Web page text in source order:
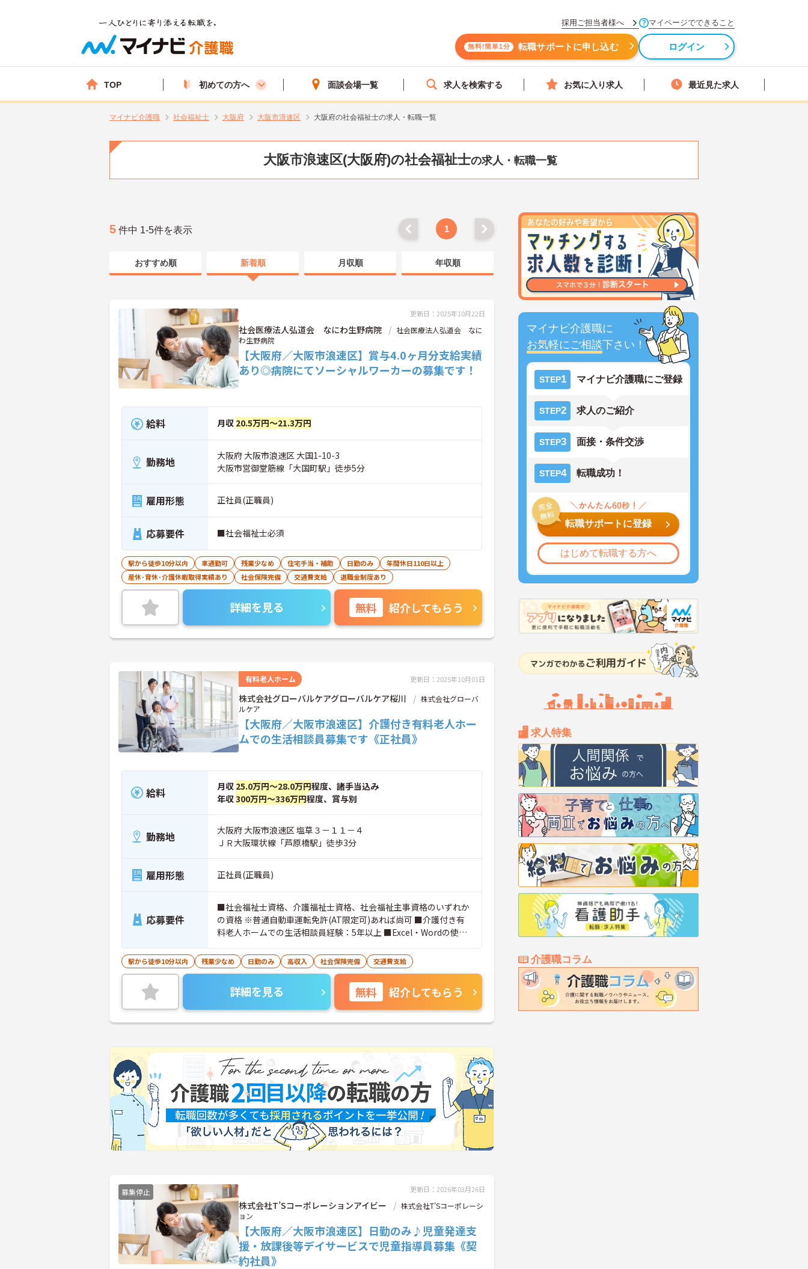
採用ご担当者様へ マイページでできること
無料!簡単1分 転職サポートに申し込む ログイン
TOP 初めての方へ 面談会場一覧 求人を検索する お気に入り求人 最近見た求人
マイナビ介護職 社会福祉士 大阪府 大阪市浪速区 大阪府の社会福祉士の求人・転職一覧
大阪市浪速区(大阪府)の社会福祉士の求人・転職一覧
マイナビ介護職に
お気軽にご相談下さい！
STEP1 マイナビ介護職にご登録
STEP2 求人のご紹介
STEP3 面接・条件交渉
STEP4 転職成功！
転職サポートに登録
はじめて転職する方へ
求人特集
介護職コラム
5 件中 1-5件を表示 1
おすすめ順 新着順 月収順 年収順
更新日：2025年10月22日
社会医療法人弘道会 なにわ生野病院
社会医療法人弘道会 なに
わ生野病院
【大阪府／大阪市浪速区】賞与4.0ヶ月分支給実績
あり◎病院にてソーシャルワーカーの募集です！
給料 月収 20.5万円～21.3万円
勤務地
大阪府 大阪市浪速区 大国1-10-3
大阪市営御堂筋線「大国町駅」徒歩5分
雇用形態 正社員(正職員)
応募要件 ■社会福祉士必須
駅から徒歩10分以内 車通勤可 残業少なめ 住宅手当・補助 日勤のみ
年間休日110日以上
産休･育休･介護休暇取得実績あり
社会保険完備 交通費支給 退職金制度あり
詳細を見る 無料 紹介してもらう
有料老人ホーム 更新日：2025年10月01日
株式会社グローバルケアグローバルケア桜川
株式会社グローバ
ルケア
【大阪府／大阪市浪速区】介護付き有料老人ホー
ムでの生活相談員募集です《正社員》
給料 月収 25.0万円～28.0万円程度、諸手当込み
年収300万円～336万円程度、賞与別
勤務地
大阪府 大阪市浪速区 塩草３－１１－４
ＪＲ大阪環状線「芦原橋駅」徒歩3分
雇用形態 正社員(正職員)
応募要件
■社会福祉士資格、介護福祉士資格、社会福祉主事資格のいずれか
の資格 ※普通自動車運転免許(AT限定可)あれば尚可 ■介護付き有
料老人ホームでの生活相談員経験：5年以上 ■Excel・Wordの使用
駅から徒歩10分以内 残業少なめ 日勤のみ 高収入 社会保険完備 交通費支給
詳細を見る 無料 紹介してもらう
募集停止 更新日：2026年03月26日
株式会社T’Sコーポレーションアイビー
株式会社T’Sコーポレーシ
ョン
【大阪府／大阪市浪速区】日勤のみ♪児童発達支
援・放課後等デイサービスで児童指導員募集《契
約社員》